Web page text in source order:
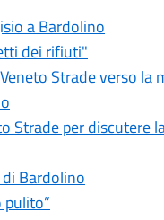
a Bardolino
dei rifiuti"
Strade verso
Strade per
Bardolino
pulito”